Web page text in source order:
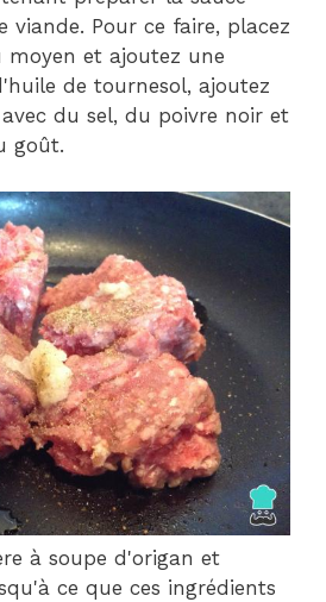
viande. Pour ce faire, placez
moyen et ajoutez une
de tournesol, ajoutez
du sel, du poivre noir et
goût.
à soupe d'origan et
ce que ces ingrédients